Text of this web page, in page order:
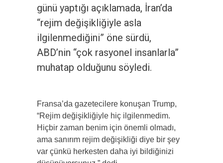
günü yaptığı açıklamada, İran’da
“rejim değişikliğiyle asla
ilgilenmediğini” öne sürdü,
ABD’nin “çok rasyonel insanlarla”
muhatap olduğunu söyledi.
Fransa’da gazetecilere konuşan Trump,
“Rejim değişikliğiyle hiç ilgilenmedim.
Hiçbir zaman benim için önemli olmadı,
ama sanırım rejim değişikliği diye bir şey
var çünkü herkesten daha iyi bildiğinizi